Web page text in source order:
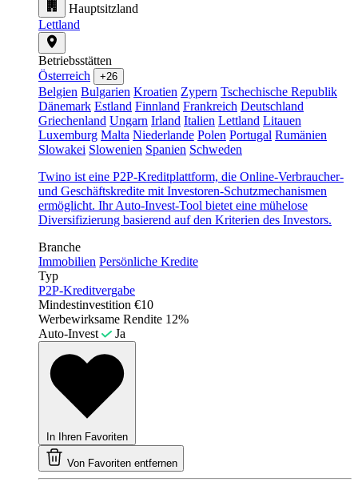
Hauptsitzland
Lettland
Betriebsstätten
Österreich
+26
Belgien Bulgarien Kroatien Zypern Tschechische Republik
Dänemark Estland Finnland Frankreich Deutschland
Griechenland Ungarn Irland Italien Lettland Litauen
Luxemburg Malta Niederlande Polen Portugal Rumänien
Slowakei Slowenien Spanien Schweden
Twino ist eine P2P-Kreditplattform, die Online-Verbraucher-
und Geschäftskredite mit Investoren-Schutzmechanismen
ermöglicht. Ihr Auto-Invest-Tool bietet eine mühelose
Diversifizierung basierend auf den Kriterien des Investors.
Branche
Immobilien Persönliche Kredite
Typ
P2P-Kreditvergabe
Mindestinvestition €10
Werbewirksame Rendite 12%
Auto-Invest
Ja
In Ihren Favoriten
Von Favoriten entfernen